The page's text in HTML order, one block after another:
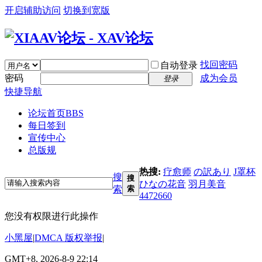
开启辅助访问 切换到宽版
自动登录 找回密码
密码
登录
成为会员
快捷导航
论坛首页BBS
每日签到
宣传中心
总版规
搜
索
搜
索
热搜: 疗愈师 の訳あり J罩杯
ひなの花音 羽月美音
4472660
您没有权限进行此操作
小黑屋|DMCA 版权举报|
GMT+8, 2026-8-9 22:14